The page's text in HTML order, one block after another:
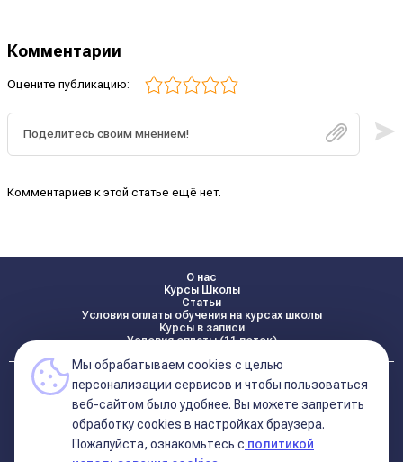
Комментарии
Оцените публикацию:
Комментариев к этой статье ещё нет.
О нас
Курсы Школы
Статьи
Условия оплаты обучения на курсах школы
Курсы в записи
Условия оплаты (11 поток)
Реквизиты
Контакты
Политика конфиденциальности
Договор оферта (соглашение)
Мы обрабатываем cookies с целью
персонализации сервисов и чтобы пользоваться
веб-сайтом было удобнее. Вы можете запретить
обработку сookies в настройках браузера.
Пожалуйста, ознакомьтесь с политикой